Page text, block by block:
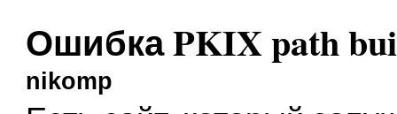
Ошибка PKIX path
nikomp